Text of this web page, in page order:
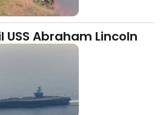
Abraham Lincoln